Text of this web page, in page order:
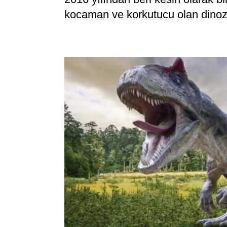
kocaman ve korkutucu olan